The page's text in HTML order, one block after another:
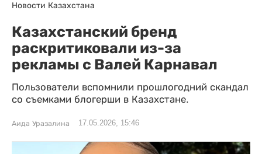
Новости Казахстана
Казахстанский бренд
раскритиковали из-за
рекламы с Валей Карнавал
Пользователи вспомнили прошлогодний скандал
со съемками блогерши в Казахстане.
Аида Уразалина 17.05.2026, 15:46